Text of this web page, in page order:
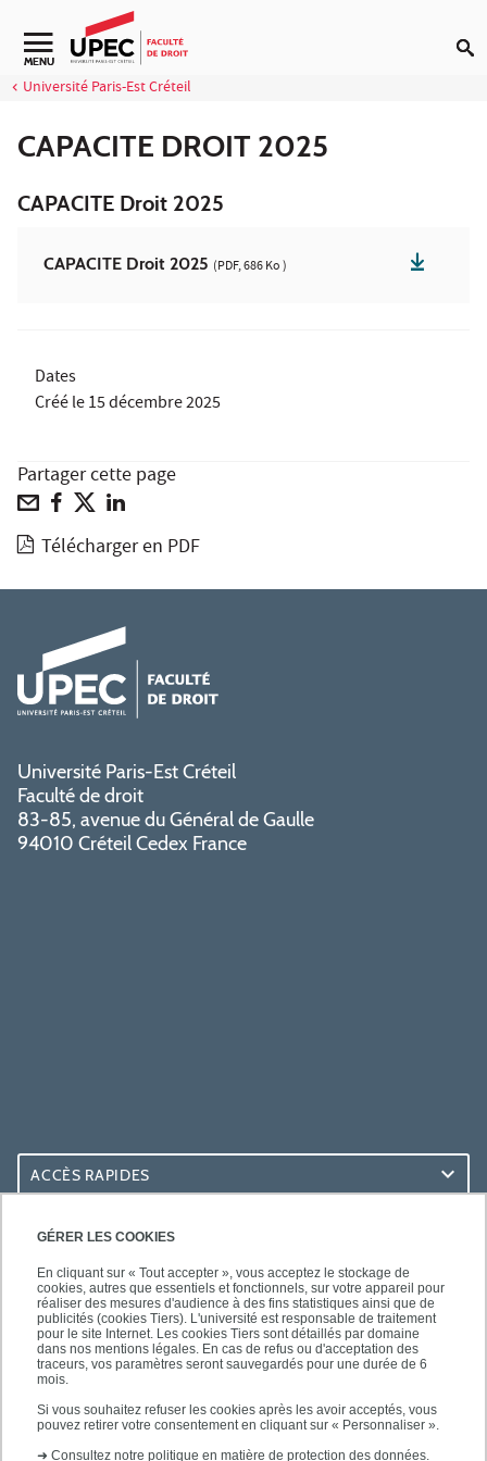
GÉRER LES COOKIES
En cliquant sur « Tout accepter », vous acceptez le stockage de
cookies, autres que essentiels et fonctionnels, sur votre appareil pour
réaliser des mesures d'audience à des fins statistiques ainsi que de
publicités (cookies Tiers). L'université est responsable de traitement
pour le site Internet. Les cookies Tiers sont détaillés par domaine
dans nos mentions légales. En cas de refus ou d'acceptation des
traceurs, vos paramètres seront sauvegardés pour une durée de 6
mois.
Si vous souhaitez refuser les cookies après les avoir acceptés, vous
pouvez retirer votre consentement en cliquant sur « Personnaliser ».
➜ Consultez notre politique en matière de protection des données.
Aller au contenu
MENU
Université Paris-Est Créteil
CAPACITE DROIT 2025
CAPACITE Droit 2025
CAPACITE Droit 2025 (PDF, 686 Ko )
Dates
Créé le15 décembre 2025
Partager cette page
Télécharger en PDF
Université Paris-Est Créteil
Faculté de droit
83-85, avenue du Général de Gaulle
94010 Créteil Cedex France
ACCÈS RAPIDES
ACCÈS PRATIQUES
SUIVEZ-NOUS